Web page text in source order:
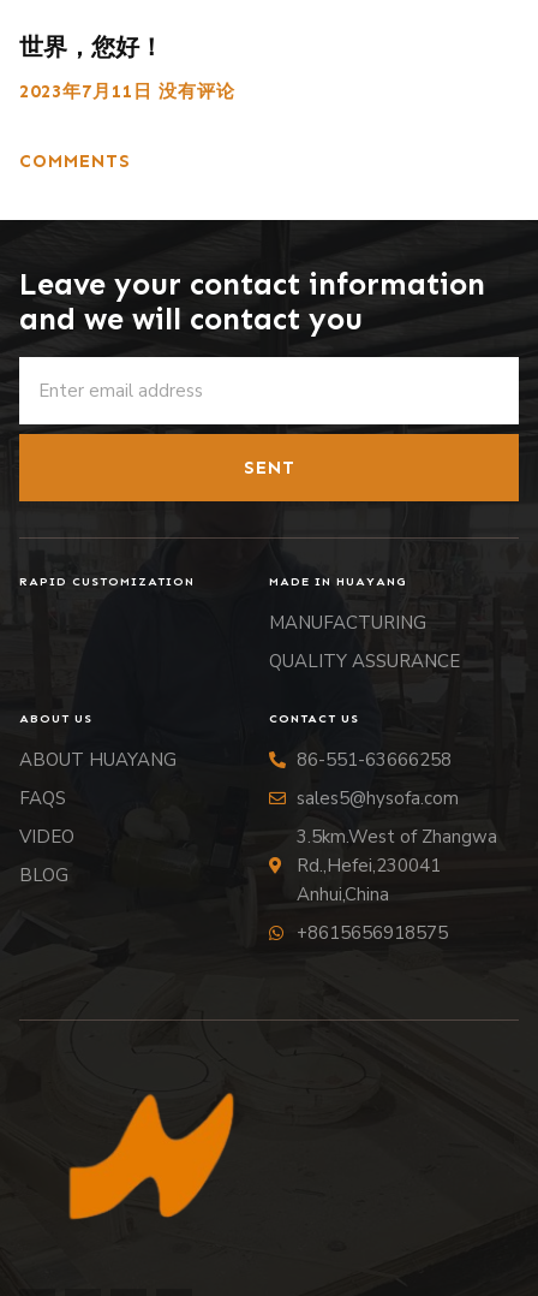
世界，您好！
2023年7月11日 没有评论
COMMENTS
Leave your contact information
and we will contact you
SENT
RAPID CUSTOMIZATION MADE IN HUAYANG
MANUFACTURING
QUALITY ASSURANCE
ABOUT US
ABOUT HUAYANG
FAQS
VIDEO
BLOG
CONTACT US
86-551-63666258
sales5@hysofa.com
3.5km.West of Zhangwa
Rd.,Hefei,230041
Anhui,China
+8615656918575